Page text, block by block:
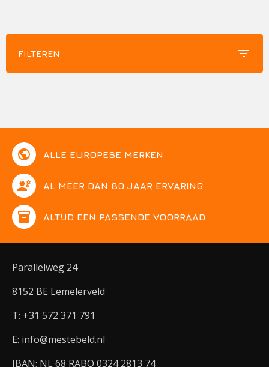
FILTEREN filter_list
public ALLE EUROPESE MERKEN
engineering AL MEER DAN 80 JAAR ERVARING
inventory ALTIJD EEN PASSENDE VOORRAAD
Parallelweg 24
8152 BE Lemelerveld
T: +31 572 371 791
E: info@mestebeld.nl
IBAN: NL 68 RABO 0324 2813 74